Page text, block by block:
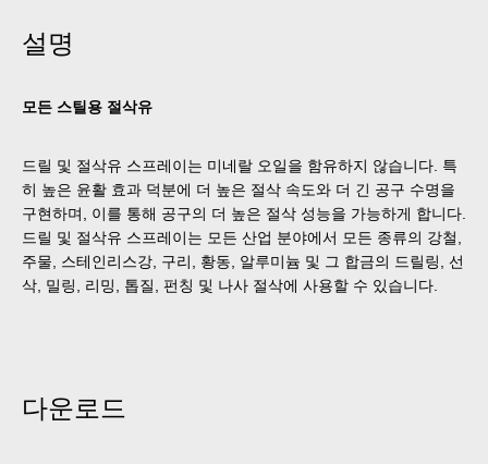
설명
모든 스틸용 절삭유
드릴 및 절삭유 스프레이는 미네랄 오일을 함유하지 않습니다. 특
히 높은 윤활 효과 덕분에 더 높은 절삭 속도와 더 긴 공구 수명을
구현하며, 이를 통해 공구의 더 높은 절삭 성능을 가능하게 합니다.
드릴 및 절삭유 스프레이는 모든 산업 분야에서 모든 종류의 강철,
주물, 스테인리스강, 구리, 황동, 알루미늄 및 그 합금의 드릴링, 선
삭, 밀링, 리밍, 톱질, 펀칭 및 나사 절삭에 사용할 수 있습니다.
다운로드